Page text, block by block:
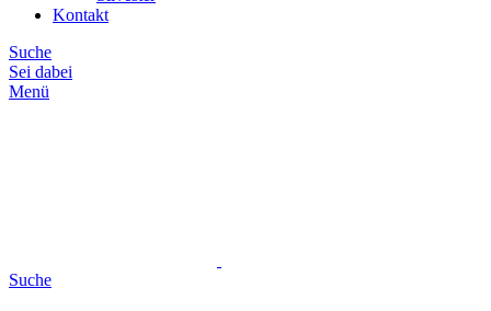
Kontakt
Suche
Sei dabei
Menü
Suche